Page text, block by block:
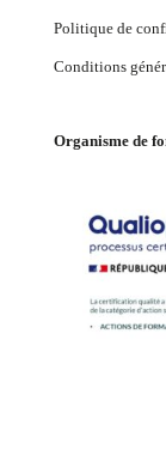
Politique de
Conditions
Organisme de